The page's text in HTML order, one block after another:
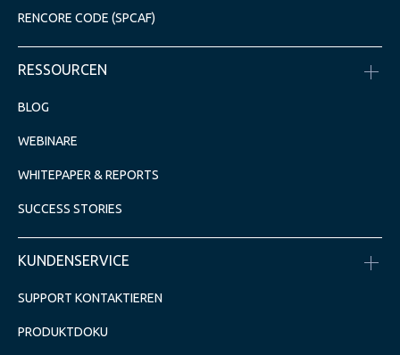
RENCORE CODE (SPCAF)
RESSOURCEN
BLOG
WEBINARE
WHITEPAPER & REPORTS
SUCCESS STORIES
KUNDENSERVICE
SUPPORT KONTAKTIEREN
PRODUKTDOKU